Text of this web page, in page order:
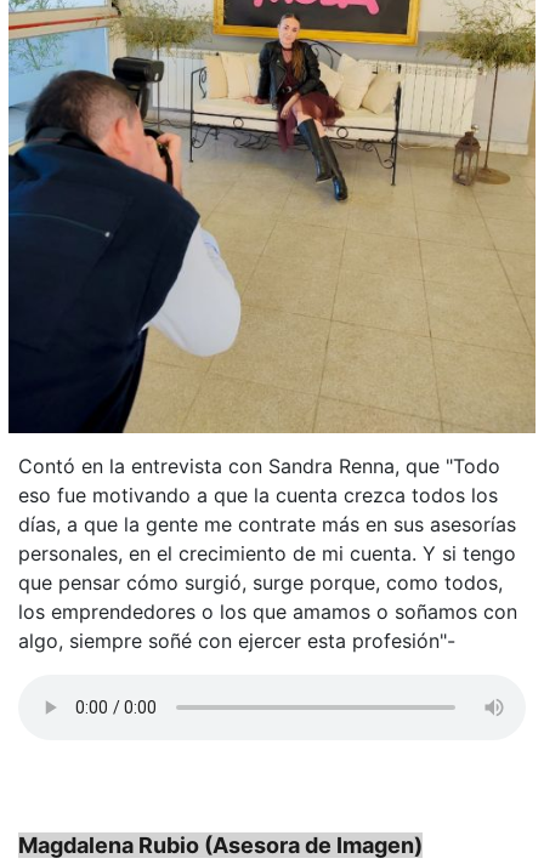
Contó en la entrevista con Sandra Renna, que "Todo
eso fue motivando a que la cuenta crezca todos los
días, a que la gente me contrate más en sus asesorías
personales, en el crecimiento de mi cuenta. Y si tengo
que pensar cómo surgió, surge porque, como todos,
los emprendedores o los que amamos o soñamos con
algo, siempre soñé con ejercer esta profesión"-
Magdalena Rubio (Asesora de Imagen)